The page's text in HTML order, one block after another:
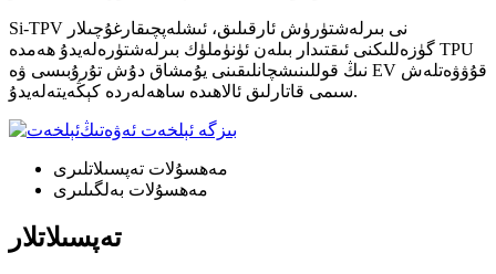
Si-TPV نى بىرلەشتۈرۈش ئارقىلىق، ئىشلەپچىقارغۇچىلار
گۈزەللىكنى ئىقتىدار بىلەن ئۈنۈملۈك بىرلەشتۈرەلەيدۇ ھەمدە TPU
نىڭ قوللىنىشچانلىقىنى يۇمشاق دۇش تۇرۇبىسى ۋە EV قۇۋۋەتلەش
سىمى قاتارلىق ئالاھىدە ساھەلەردە كېڭەيتەلەيدۇ.
بىزگە ئېلخەت ئەۋەتىڭ
مەھسۇلات تەپسىلاتلىرى
مەھسۇلات بەلگىلىرى
تەپسىلاتلار